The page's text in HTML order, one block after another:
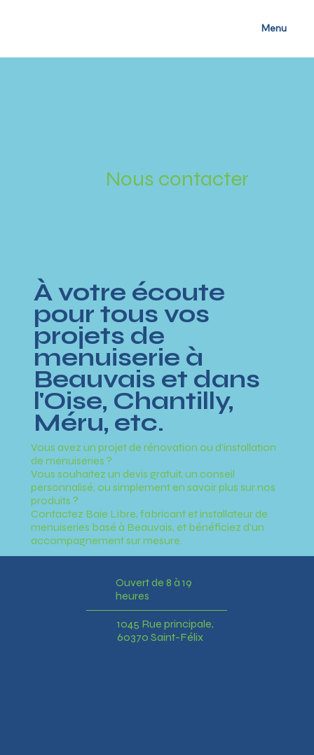
Menu
Nous contacter
À votre écoute
pour tous vos
projets de
menuiserie à
Beauvais et dans
l'Oise, Chantilly,
Méru, etc.
Vous avez un projet de rénovation ou d’installation
de menuiseries ?
Vous souhaitez un devis gratuit, un conseil
personnalisé, ou simplement en savoir plus sur nos
produits ?
Contactez Baie Libre, fabricant et installateur de
menuiseries basé à Beauvais, et bénéficiez d’un
accompagnement sur mesure.
Ouvert de 8 à 19
heures
1045 Rue principale,
60370 Saint-Félix